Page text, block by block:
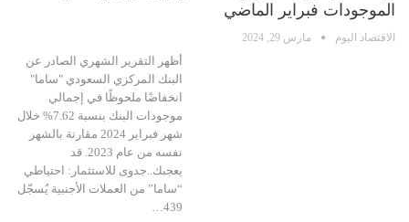
الموجودات فبراير الماضي
الاقتصاد اليوم مارس 29, 2024
أظهر التقرير الشهري الصادر عن
البنك المركزي السعودي "ساما"
انخفاضًا ملحوظًا في إجمالي
موجودات البنك بنسبة 7.62% خلال
شهر فبراير 2024 مقارنة بالشهر
نفسه من عام 2023. قد
يعجبك..جدوى للاستثمار: احتياطي
“ساما” من العملات الأجنبية يُسجّل
439…